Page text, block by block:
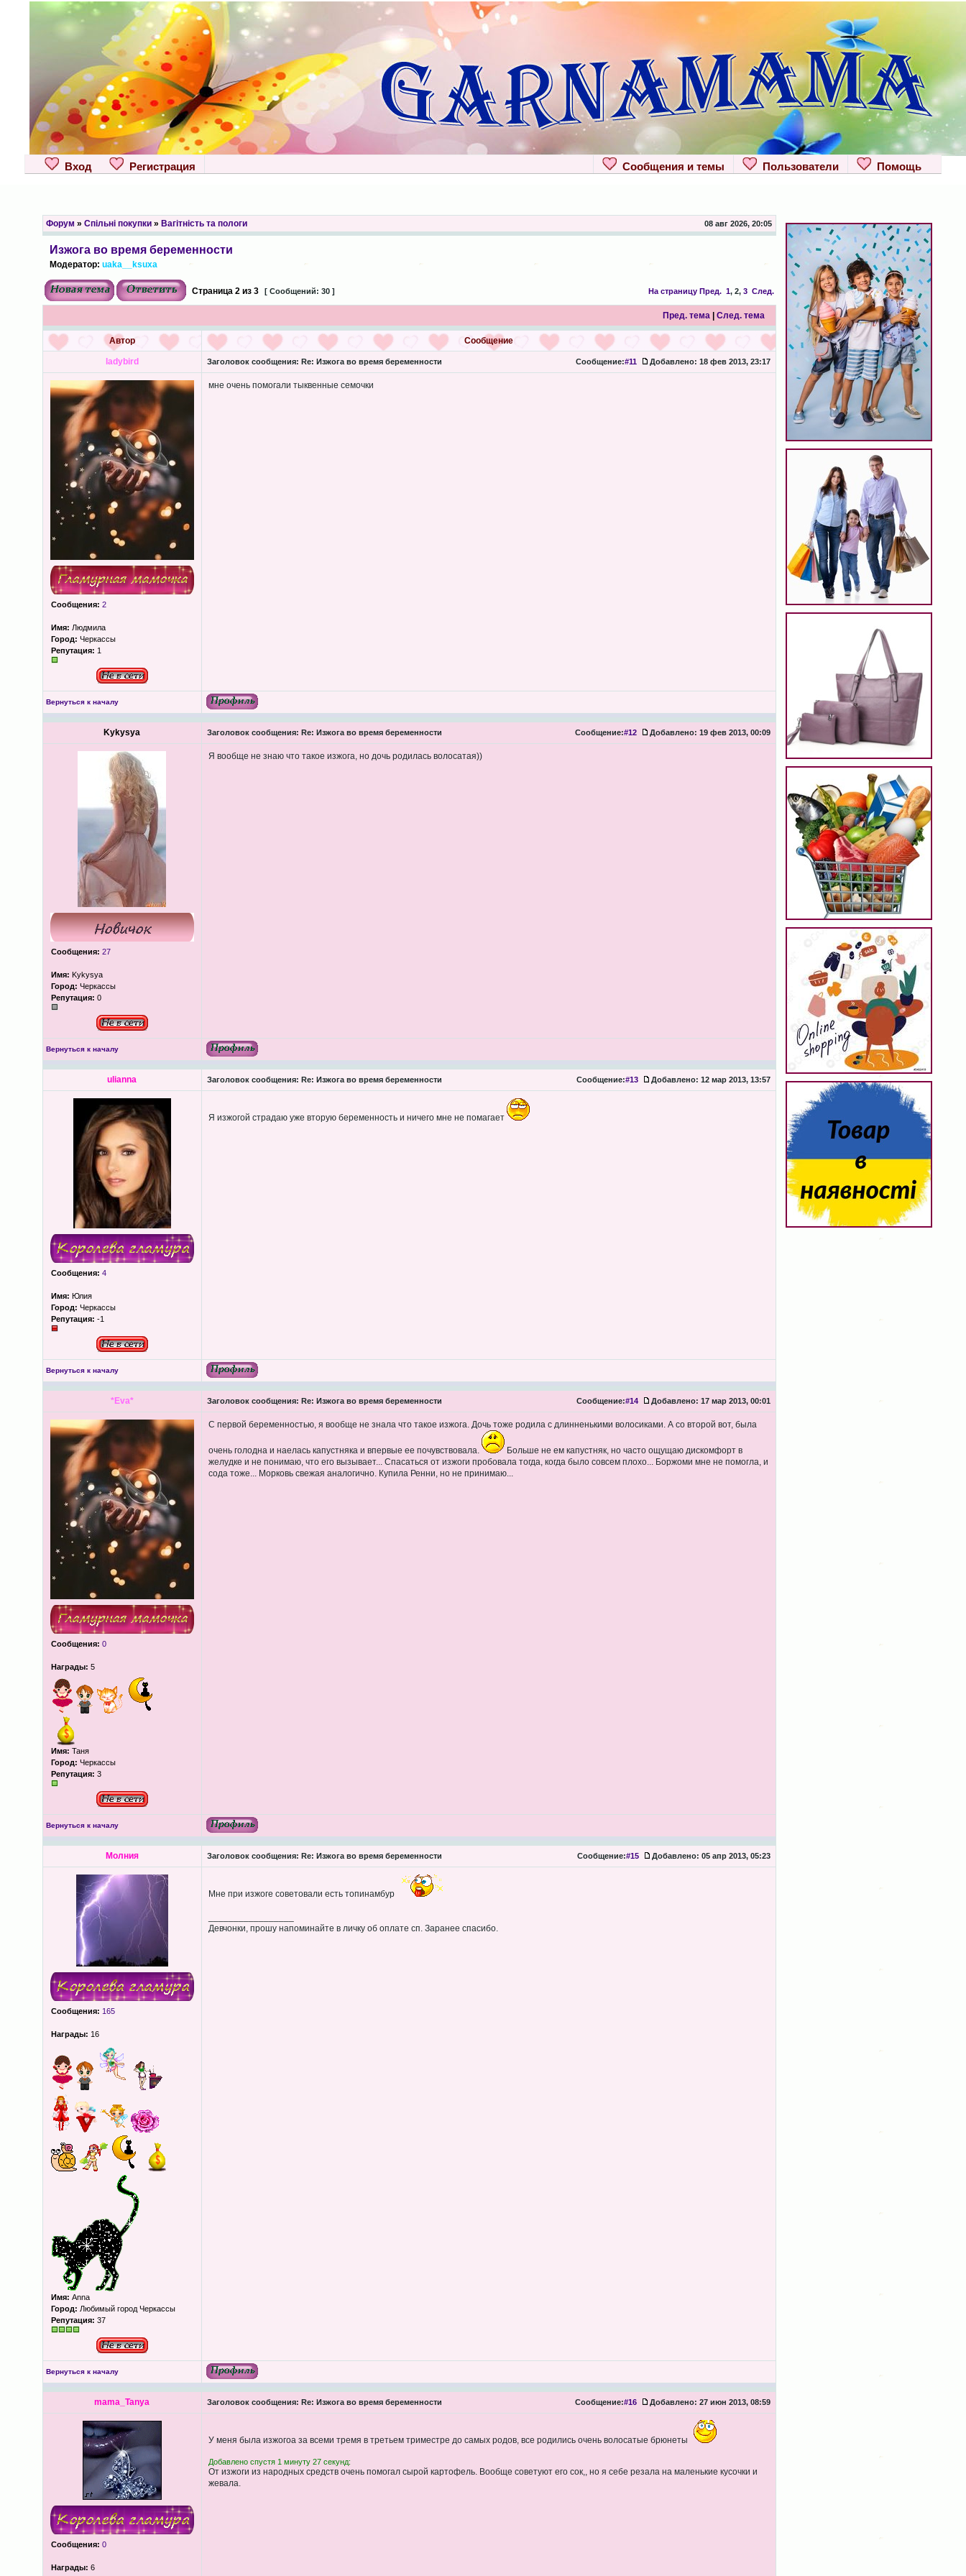
Вход Регистрация Помощь
Пользователи
Сообщения и темы
Форум » Спільні покупки» Вагітність та пологи 08 авг 2026, 20:05
Изжога во время беременности
Модератор: uaka__ksuxa
Страница 2из 3 [ Сообщений: 30 ] На страницу Пред. 1, 2, 3 След.
Пред. тема| След. тема
Автор Сообщение
ladybird Заголовок сообщения: Re: Изжога во время беременности Сообщение:#11 Добавлено: 18 фев 2013, 23:17
Сообщения: 2
Имя: Людмила
Город: Черкассы
Репутация: 1
мне очень помогали тыквенные семочки
Вернуться к началу
Kykysya Заголовок сообщения: Re: Изжога во время беременности Сообщение:#12 Добавлено: 19 фев 2013, 00:09
Сообщения: 27
Имя: Kykysya
Город: Черкассы
Репутация: 0
Я вообще не знаю что такое изжога, но дочь родилась волосатая))
Вернуться к началу
ulianna Заголовок сообщения: Re: Изжога во время беременности Сообщение:#13 Добавлено: 12 мар 2013, 13:57
Сообщения: 4
Имя: Юлия
Город: Черкассы
Репутация: -1
Я изжогой страдаю уже вторую беременность и ничего мне не помагает
Вернуться к началу
*Eva* Заголовок сообщения: Re: Изжога во время беременности Сообщение:#14 Добавлено: 17 мар 2013, 00:01
Сообщения: 0
Награды: 5
Имя: Таня
Город: Черкассы
Репутация: 3
С первой беременностью, я вообще не знала что такое изжога. Дочь тоже родила с длинненькими волосиками. А со второй вот, была
очень голодна и наелась капустняка и впервые ее почувствовала.
Больше не ем капустняк, но часто ощущаю дискомфорт в
желудке и не понимаю, что его вызывает... Спасаться от изжоги пробовала тогда, когда было совсем плохо... Боржоми мне не помогла, и
сода тоже... Морковь свежая аналогично. Купила Ренни, но не принимаю...
Вернуться к началу
Молния Заголовок сообщения: Re: Изжога во время беременности Сообщение:#15 Добавлено: 05 апр 2013, 05:23
Сообщения: 165
Награды: 16
Имя: Anna
Город: Любимый город Черкассы
Репутация: 37
Мне при изжоге советовали есть топинамбур
Девчонки, прошу напоминайте в личку об оплате сп. Заранее спасибо.
Вернуться к началу
mama_Tanya Заголовок сообщения: Re: Изжога во время беременности Сообщение:#16 Добавлено: 27 июн 2013, 08:59
Сообщения: 0
Награды: 6
У меня была изжогоа за всеми тремя в третьем триместре до самых родов, все родились очень волосатые брюнеты
Добавлено спустя 1 минуту 27 секунд:
От изжоги из народных средств очень помогал сырой картофель. Вообще советуют его сок,, но я себе резала на маленькие кусочки и
жевала.